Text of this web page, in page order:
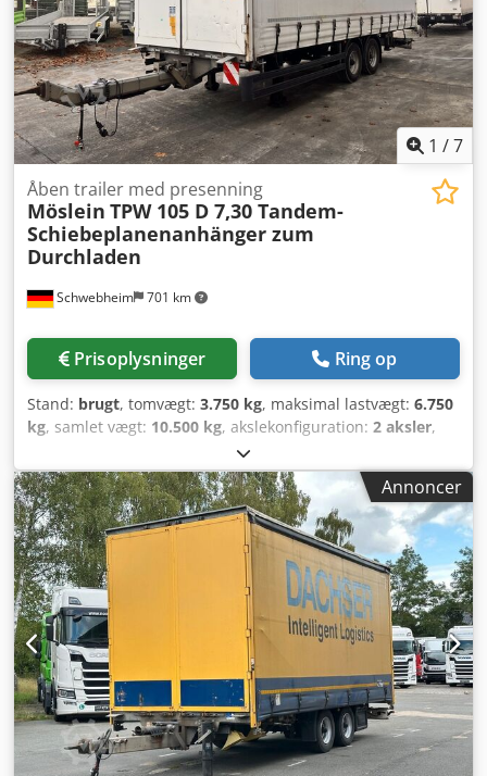
1 /7
Schwebheim 701 km
Åben trailer med presenning
Möslein TPW 105 D 7,30 Tandem-
Schiebeplanenanhänger zum
Durchladen
Prisoplysninger Ring op
Stand: brugt, tomvægt: 3.750 kg, maksimal lastvægt: 6.750
kg, samlet vægt: 10.500 kg, akslekonfiguration: 2 aksler,
, længde af lastrum:
læsningsbredde:2.480 mm, lastepladshøjde:2.650 mm,
lastepladsvolumen:47 m³, affjedring:luft
, dækstørrelse:
235 / 75 R 17,5, farve:anden, geartype:anden,
forhjulsdækstørrelse:
235 / 75 R 17,5,
bagdækseldimension:
235 / 75 R 17,5, førerhus:anden,
emissionsklasse:
, brændstof: biodiesel, Udstyr:ABS,
trykluftbremse
, Foran med portaldøre til gennemlæsning,
bagtil med portaldøre, 7 par surringsringe på ladet,
læssehøjde ca. 1.050 mm, foran med 2 stk.
gearstøttestativer med 2 gear, BPW-aksler. -- Der tages
forbehold for trykfejl, fejl og ændringer, eksempelbilleder -
-. Flere oplysninger under: !, More Details: ! Dcjdozr Uk
Sepfx Aggjk
Annoncer